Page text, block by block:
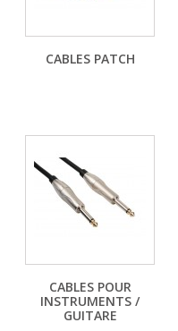
CABLES PATCH
CABLES POUR
INSTRUMENTS /
GUITARE